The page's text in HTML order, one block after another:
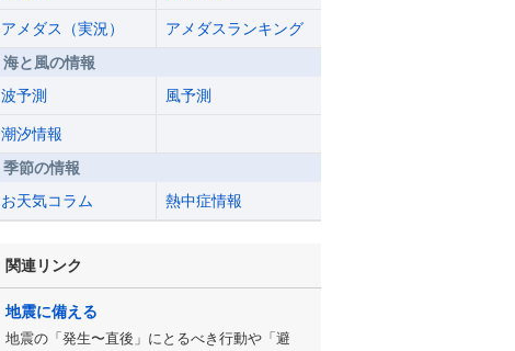
アメダス（実況）
アメダスランキング
海と風の情報
波予測
風予測
潮汐情報
季節の情報
お天気コラム
熱中症情報
関連リンク
地震に備える
地震の「発生〜直後」にとるべき行動や「避